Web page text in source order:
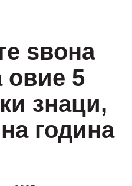
ѕвона
овие 5
знаци,
година